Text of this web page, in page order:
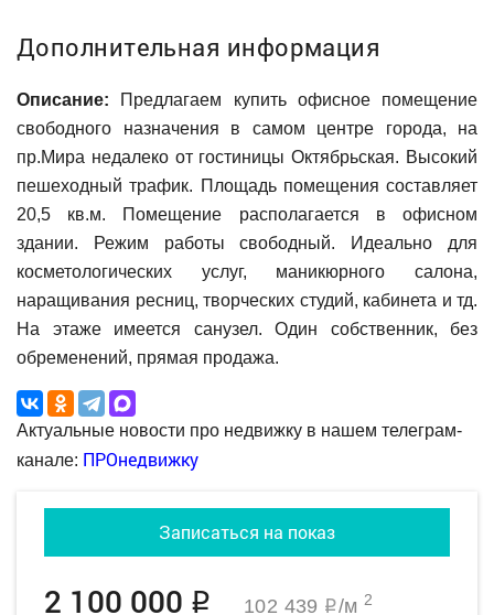
Дополнительная информация
Описание: Предлагаем купить офисное помещение
свободного назначения в самом центре города, на
пр.Мира недалеко от гостиницы Октябрьская. Высокий
пешеходный трафик. Площадь помещения составляет
20,5 кв.м. Помещение располагается в офисном
здании. Режим работы свободный. Идеально для
косметологических услуг, маникюрного салона,
наращивания ресниц, творческих студий, кабинета и тд.
На этаже имеется санузел. Один собственник, без
обременений, прямая продажа.
Актуальные новости про недвижку в нашем телеграм-
канале: ПРОнедвижку
Записаться на показ
2 100 000 q 102 439 q/м 2